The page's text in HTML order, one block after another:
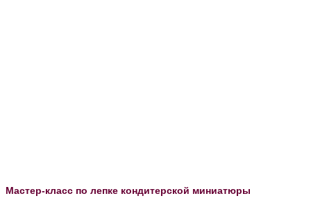
Мастер-класс по лепке кондитерской миниатюры